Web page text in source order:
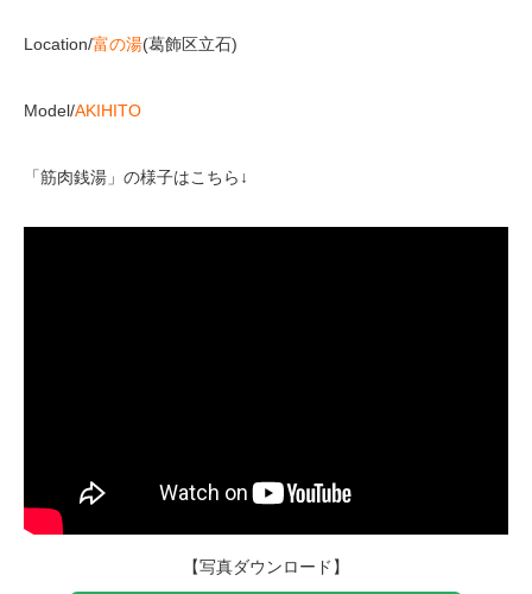
Location/富の湯(葛飾区立石)
Model/AKIHITO
「筋肉銭湯」の様子はこちら↓
【写真ダウンロード】